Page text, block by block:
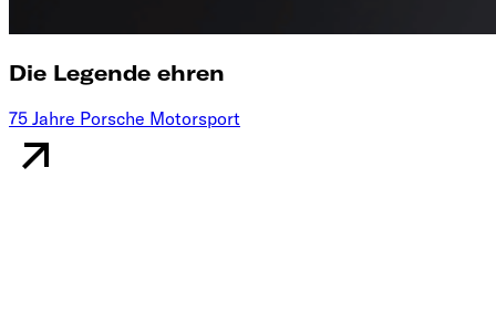
Die Legende ehren
75 Jahre Porsche Motorsport